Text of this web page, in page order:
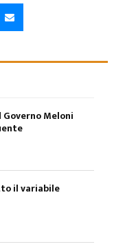
Meloni
il variabile